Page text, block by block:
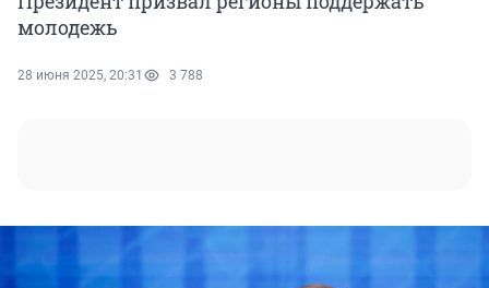
молодежь
28 июня 2025, 20:31 3 788